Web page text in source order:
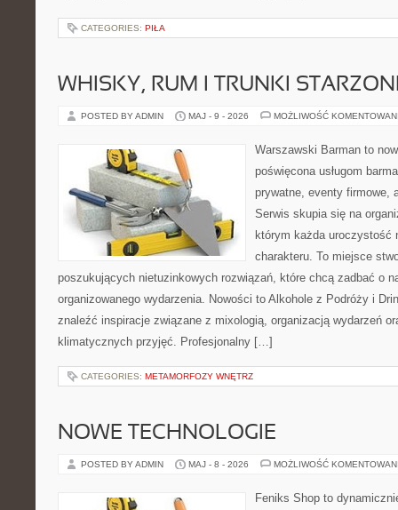
CATEGORIES: PIŁA
WHISKY, RUM I TRUNKI
POSTED BY ADMIN MAJ - 9 - 2026 MOŻLIWOŚĆ
Warszawski Barman to
poświęcona usługom
prywatne, eventy firmowe,
Serwis skupia się na
którym każda uroczystość
charakteru. To miejsce
poszukujących nietuzinkowych rozwiązań, które chcą zadbać o
organizowanego wydarzenia. Nowości to Alkohole z Podróży i
znaleźć inspiracje związane z mixologią, organizacją wydarzeń
klimatycznych przyjęć. Profesjonalny […]
CATEGORIES: METAMORFOZY WNĘTRZ
NOWE TECHNOLOGIE
POSTED BY ADMIN MAJ - 8 - 2026 MOŻLIWOŚĆ
Feniks Shop to